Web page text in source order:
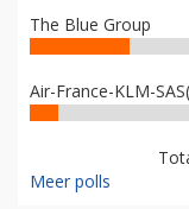
The Blue Group
Air-France-KLM-
Meer polls